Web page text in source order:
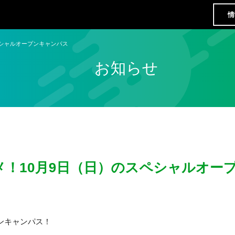
お知らせ
ャルオープンキャンパス
！10月9日（日）のスペシャルオー
ャンパス！